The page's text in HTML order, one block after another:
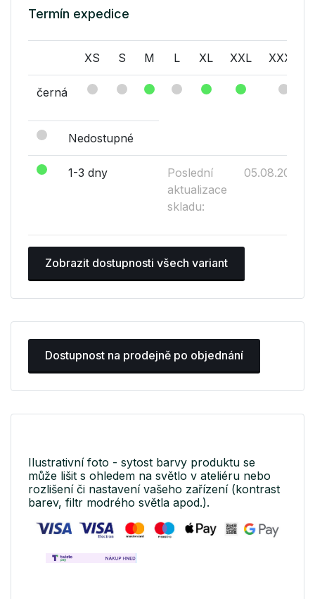
Termín expedice
XS S M L XL XXL XXXL
černá
Nedostupné
1-3 dny
Poslední
aktualizace
skladu:
05.08.2026
Zobrazit dostupnosti všech variant
Dostupnost na prodejně po objednání
Ilustrativní foto - sytost barvy produktu se
může lišit s ohledem na světlo v ateliéru nebo
rozlišení či nastavení vašeho zařízení (kontrast
barev, filtr modrého světla apod.).